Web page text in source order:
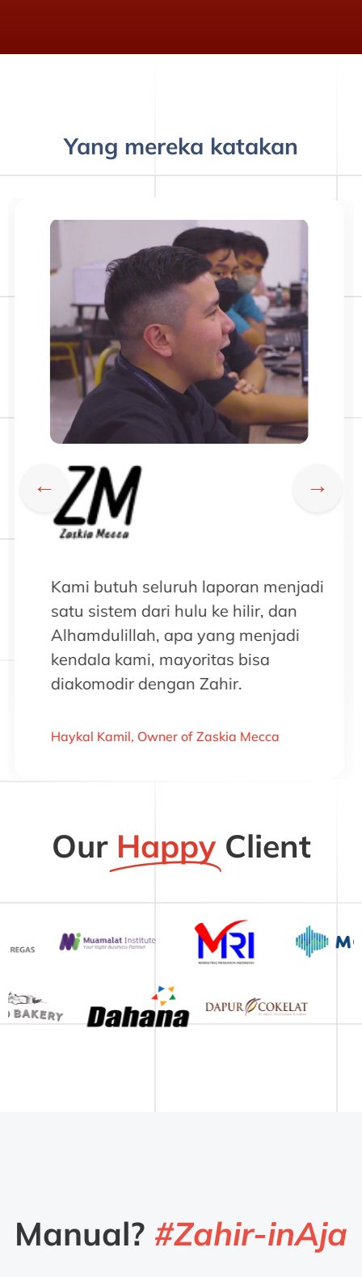
Yang mereka katakan
Semua transaksi tinggal 1 kali klik.
program lain, bisa langsung pakai
tanpa harus training sebelumnya.
Finance Manager of Buttonscarves
Our Happy Client
Manual? #Zahir-inAja